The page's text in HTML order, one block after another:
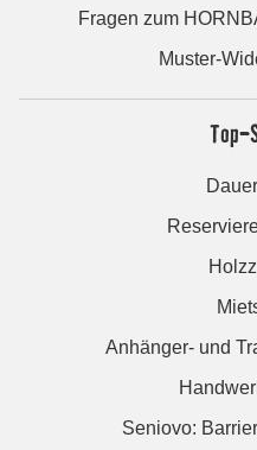
Fragen zum
Muster-
Top-
Anhänger- und
Seniovo: